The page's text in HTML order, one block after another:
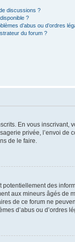
discussions ?
?
d’abus ou d’ordres
du forum ?
En vous inscrivant,
privée, l’envoi de
de le faire.
des
aux mineurs âgés de
de ce forum ne
d’abus ou d’ordres